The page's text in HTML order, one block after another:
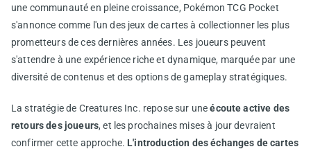
une communauté en pleine croissance, Pokémon TCG Pocket
s'annonce comme l'un des jeux de cartes à collectionner les plus
prometteurs de ces dernières années. Les joueurs peuvent
s'attendre à une expérience riche et dynamique, marquée par une
diversité de contenus et des options de gameplay stratégiques.
La stratégie de Creatures Inc. repose sur uneécoute active des
retours des joueurs, et les prochaines mises à jour devraient
confirmer cette approche. L'introduction des échanges de cartes